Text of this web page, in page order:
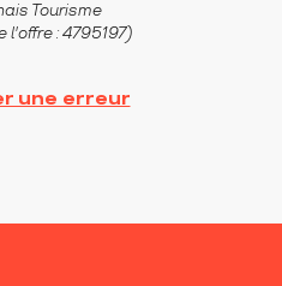
Tourisme
l'offre :4795197)
une erreur